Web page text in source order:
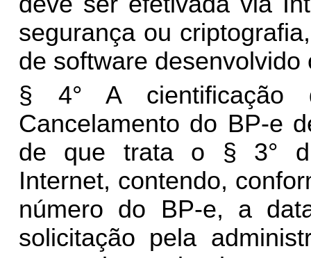
segurança ou
de software
§ 4° A cientificação
Cancelamento do BP-e
de que trata o § 3°
Internet, contendo,
número do BP-e, a
solicitação pela